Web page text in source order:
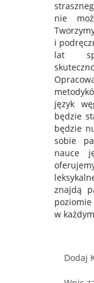
nie
i
lat
język
będzie
będzie
sobie
nauce
znajdą
w
Dodaj